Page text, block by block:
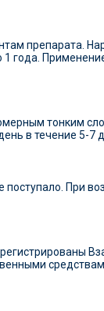
препарата.
1 года.
тонким
в течение 5-7
При